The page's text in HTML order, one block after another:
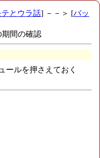
とウラ話] －－＞ [バッ
期間の確認
ールを押さえておく